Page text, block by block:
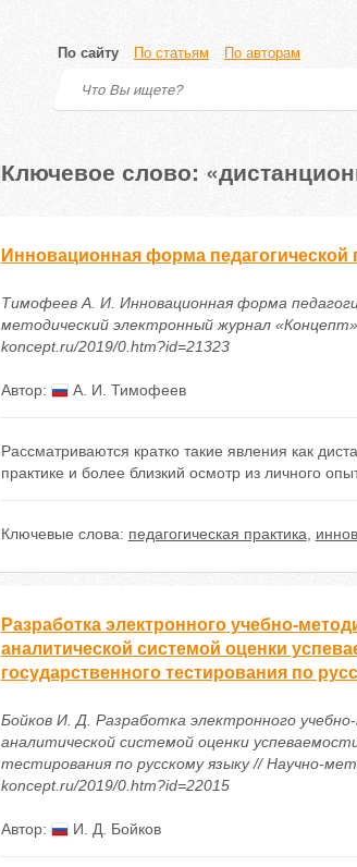
По сайту По статьям По авторам
Ключевое слово:
Инновационная форма педагогической
Тимофеев А. И. Инновационная форма
методический электронный журнал
koncept.ru/2019/0.htm?id=21323
Автор: А. И. Тимофеев
Рассматриваются кратко такие явления как
практике и более близкий осмотр из личного
Ключевые слова: педагогическая практика
Разработка электронного учебно-
аналитической системой оценки
государственного тестирования по
Бойков И. Д. Разработка электронного
аналитической системой оценки
тестирования по русскому языку // Научно-
koncept.ru/2019/0.htm?id=22015
Автор: И. Д. Бойков